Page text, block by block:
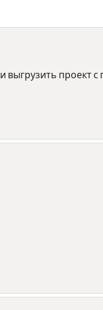
проект с